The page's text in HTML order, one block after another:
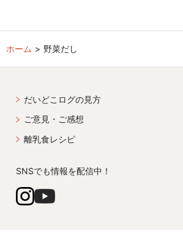
ホーム 野菜だし
だいどこログの見方
ご意見・ご感想
離乳食レシピ
SNSでも情報を配信中！